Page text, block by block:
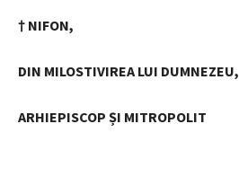
† NIFON,
DIN MILOSTIVIREA LUI DUMNEZEU,
ARHIEPISCOP ȘI MITROPOLIT